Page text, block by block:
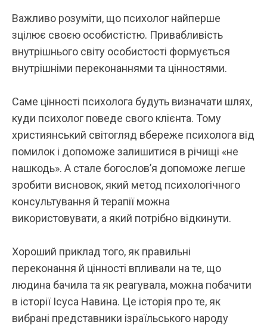
Важливо розуміти, що психолог найперше
зцілює своєю особистістю. Привабливість
внутрішнього світу особистості формується
внутрішніми переконаннями та цінностями.
Саме цінності психолога будуть визначати шлях,
куди психолог поведе свого клієнта. Тому
християнський світогляд вбереже психолога від
помилок і допоможе залишитися в річищі «не
нашкодь». А стале богослов’я допоможе легше
зробити висновок, який метод психологічного
консультування й терапії можна
використовувати, а який потрібно відкинути.
Хороший приклад того, як правильні
переконання й цінності впливали на те, що
людина бачила та як реагувала, можна побачити
в історії Ісуса Навина. Це історія про те, як
вибрані представники ізраїльського народу